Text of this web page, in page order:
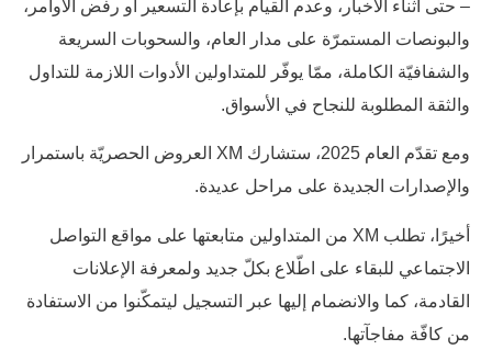
– حتى أثناء الأخبار، وعدم القيام بإعادة التسعير أو رفض الأوامر،
والبونصات المستمرّة على مدار العام، والسحوبات السريعة
والشفافيّة الكاملة، ممّا يوفّر للمتداولين الأدوات اللازمة للتداول
والثقة المطلوبة للنجاح في الأسواق.
ومع تقدّم العام 2025، ستشارك XM العروض الحصريّة باستمرار
والإصدارات الجديدة على مراحل عديدة.
أخيرًا، تطلب XM من المتداولين متابعتها على مواقع التواصل
الاجتماعي للبقاء على اطّلاع بكلّ جديد ولمعرفة الإعلانات
القادمة، كما والانضمام إليها عبر التسجيل ليتمكّنوا من الاستفادة
من كافّة مفاجآتها.